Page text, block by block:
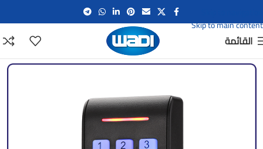
Skip to main content
القائمة